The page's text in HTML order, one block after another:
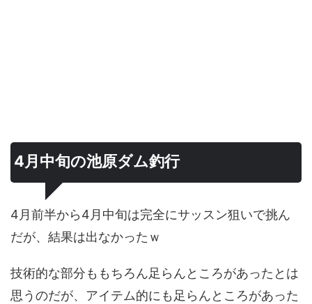
4月中旬の池原ダム釣行
4月前半から4月中旬は完全にサッスン狙いで挑ん
だが、結果は出なかったｗ
技術的な部分ももちろん足らんところがあったとは
思うのだが、アイテム的にも足らんところがあった